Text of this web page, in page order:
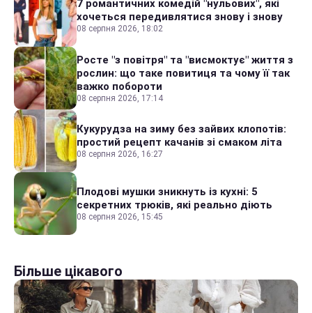
7 романтичних комедій "нульових", які
хочеться передивлятися знову і знову
08 серпня 2026, 18:02
Росте "з повітря" та "висмоктує" життя з
рослин: що таке повитиця та чому її так
важко побороти
08 серпня 2026, 17:14
Кукурудза на зиму без зайвих клопотів:
простий рецепт качанів зі смаком літа
08 серпня 2026, 16:27
Плодові мушки зникнуть із кухні: 5
секретних трюків, які реально діють
08 серпня 2026, 15:45
Більше цікавого